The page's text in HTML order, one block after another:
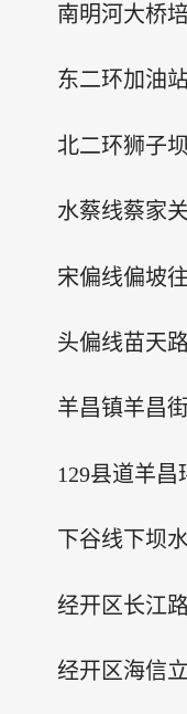
南明河大桥
东二环加油
北二环狮子
水蔡线蔡家
宋偏线偏坡
头偏线苗天
羊昌镇羊昌
129县道羊
下谷线下坝
经开区长江
经开区海信